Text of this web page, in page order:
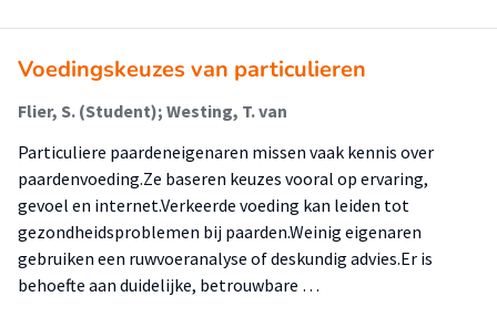
Voedingskeuzes van particulieren
Flier, S. (Student); Westing, T. van
Particuliere paardeneigenaren missen vaak kennis over
paardenvoeding.Ze baseren keuzes vooral op ervaring,
gevoel en internet.Verkeerde voeding kan leiden tot
gezondheidsproblemen bij paarden.Weinig eigenaren
gebruiken een ruwvoeranalyse of deskundig advies.Er is
behoefte aan duidelijke, betrouwbare …